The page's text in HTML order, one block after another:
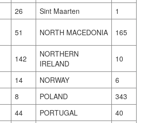
26 Sint Maarten
1
51 NORTH MACEDONIA 165
142
NORTHERN
IRELAND
10
14 NORWAY
6
8 POLAND
343
44 PORTUGAL
40